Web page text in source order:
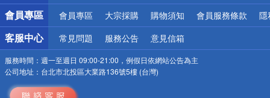
會員專區 會員專區 大宗採購 購物須知 會員服務條款 隱
客服中心 常見問題 服務公告 意見信箱
服務時間： 週一至週日 09:00-21:00，例假日依網站公告為主
公司地址： 台北市北投區大業路136號5樓 (台灣)